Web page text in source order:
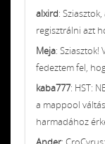
alxird:
regisztrálni azt
Meja: Sziasztok!
fedeztem fel,
kaba777: HST:
a mappool
harmadához